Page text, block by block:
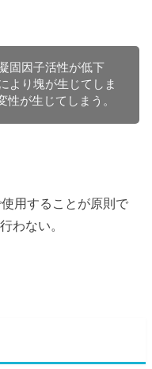
固因子活性が低下
より塊が生じてしま
性が生じてしまう。
用することが原則で
わない。